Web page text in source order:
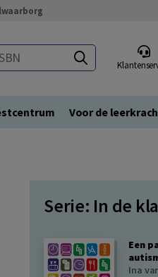
Voor de
Serie: In de
Een
Ina